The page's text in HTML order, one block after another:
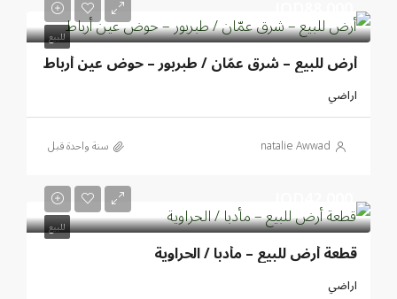
للبيع
أرض للبيع – شرق عمّان / طبربور – حوض عين أرباط
اراضي
natalie Awwad ‏سنة واحدة قبل
للبيع
JOD42,000
قطعة أرض للبيع – مأدبا / الحراوية
اراضي